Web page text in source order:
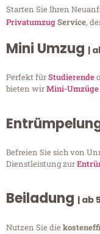
Starten Sie Ihren
PrivatumzugService,
Mini Umzug |
Perfekt fürStudierende
bieten wirMini-Umzüge
Befreien Sie sich von
Dienstleistung zur
Beiladung | ab
Nutzen Sie die